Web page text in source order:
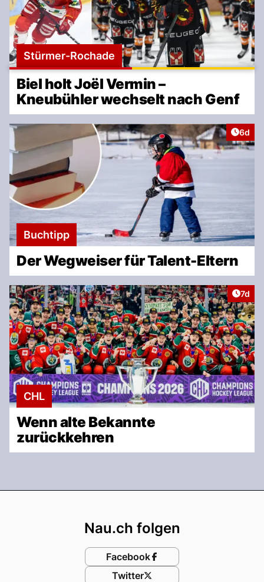
Stürmer-Rochade
Biel holt Joël Vermin –
Kneubühler wechselt nach Genf
6d
Buchtipp
Der Wegweiser für Talent-Eltern
7d
CHL
Wenn alte Bekannte
zurückkehren
Nau.ch folgen
Facebook
Twitter